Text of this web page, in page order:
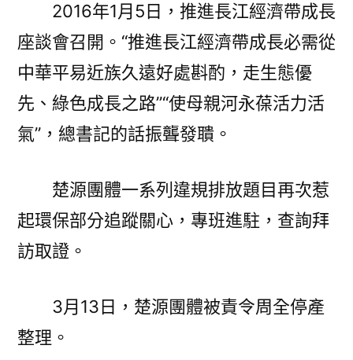
2016年1月5日，推進長江經濟帶成長
座談會召開。“推進長江經濟帶成長必需從
中華平易近族久遠好處斟酌，走生態優
先、綠色成長之路”“使母親河永葆活力活
氣”，總書記的話振聾發聵。
楚源團體一系列違規排放題目再次惹
起環保部分追蹤關心，專班進駐，查詢拜
訪取證。
3月13日，楚源團體被責令周全停產
整理。